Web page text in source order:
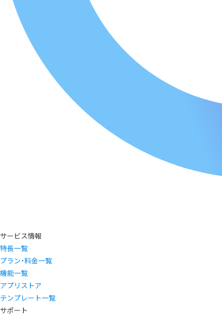
サービス情報
特長一覧
プラン・料金一覧
機能一覧
アプリストア
テンプレート一覧
サポート